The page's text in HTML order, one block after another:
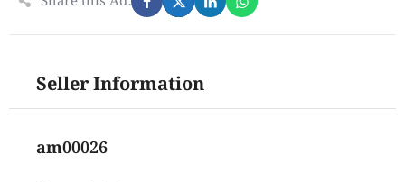
Seller Information
am00026